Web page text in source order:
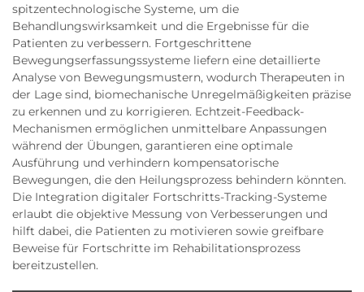
spitzentechnologische Systeme, um die
Behandlungswirksamkeit und die Ergebnisse für die
Patienten zu verbessern. Fortgeschrittene
Bewegungserfassungssysteme liefern eine detaillierte
Analyse von Bewegungsmustern, wodurch Therapeuten in
der Lage sind, biomechanische Unregelmäßigkeiten präzise
zu erkennen und zu korrigieren. Echtzeit-Feedback-
Mechanismen ermöglichen unmittelbare Anpassungen
während der Übungen, garantieren eine optimale
Ausführung und verhindern kompensatorische
Bewegungen, die den Heilungsprozess behindern könnten.
Die Integration digitaler Fortschritts-Tracking-Systeme
erlaubt die objektive Messung von Verbesserungen und
hilft dabei, die Patienten zu motivieren sowie greifbare
Beweise für Fortschritte im Rehabilitationsprozess
bereitzustellen.